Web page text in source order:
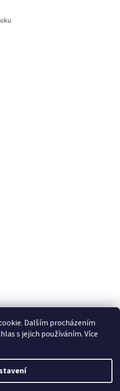
Dalším procházením
s jejich používáním. Více
dovolených budou objednávky
expedovány po 28. 7. Zároveň si
Shoptet